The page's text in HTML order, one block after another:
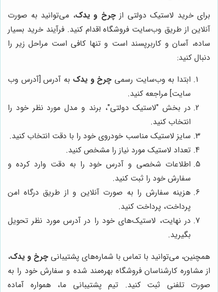
برای خرید لاستیک دولتی ازچرخ و یدک، می‌توانید به صورت
آنلاین از طریق وب‌سایت فروشگاه اقدام کنید. فرآیند خرید بسیار
ساده، آسان و کاربرپسند است و تنها کافی است مراحل زیر را
دنبال کنید:
ابتدا به وب‌سایت رسمی چرخ و یدک به آدرس [آدرس وب
سایت] مراجعه کنید.
در بخش "لاستیک دولتی"، برند و مدل مورد نظر خود را
انتخاب کنید.
سایز لاستیک مناسب خودروی خود را با دقت انتخاب کنید.
تعداد لاستیک مورد نیاز را مشخص کنید.
اطلاعات شخصی و آدرس خود را به دقت وارد کرده و
سفارش خود را ثبت کنید.
هزینه سفارش را به صورت آنلاین و از طریق درگاه امن
پرداخت، پرداخت کنید.
در نهایت، لاستیک‌های خود را در آدرس مورد نظر تحویل
بگیرید.
همچنین، می‌توانید با تماس با شماره‌های پشتیبانی چرخ و یدک،
از مشاوره کارشناسان فروشگاه بهره‌مند شده و سفارش خود را به
صورت تلفنی ثبت کنید. تیم پشتیبانی ما، همواره آماده